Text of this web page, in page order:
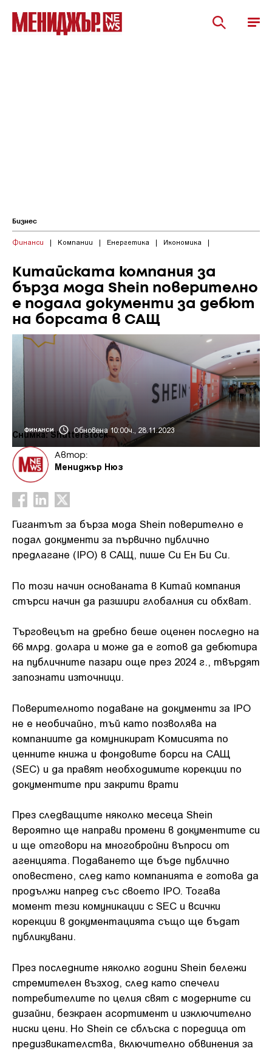
Бизнес
Финанси | Компании | Енергетика | Икономика |
Китайската компания за
бърза мода Shein поверително
е подала документи за дебют
на борсата в САЩ
ФИНАНСИ Обновена 10:00ч., 28.11.2023
Снимка: Shutterstock
Автор:
Мениджър Нюз
Гигантът за бърза мода Shein поверително е
подал документи за първично публично
предлагане (IPO) в САЩ, пише Си Ен Би Си.
По този начин основаната в Китай компания
стърси начин да разшири глобалния си обхват.
Търговецът на дребно беше оценен последно на
66 млрд. долара и може да е готов да дебютира
на публичните пазари още през 2024 г., твърдят
запознати източници.
Поверителното подаване на документи за IPO
не е необичайно, тъй като позволява на
компаниите да комуникират Комисията по
ценните книжа и фондовите борси на САЩ
(SEC) и да правят необходимите корекции по
документите при закрити врати
През следващите няколко месеца Shein
вероятно ще направи промени в документите си
и ще отговори на многобройни въпроси от
агенцията. Подаването ще бъде публично
оповестено, след като компанията е готова да
продължи напред със своето IPO. Тогава
момент тези комуникации с SEC и всички
корекции в документацията също ще бъдат
публикувани.
През последните няколко години Shein бележи
стремителен възход, след като спечели
потребителите по целия свят с модерните си
дизайни, безкраен асортимент и изключително
ниски цени. Но Shein се сблъска с поредица от
предизвикателства, включително обвинения за